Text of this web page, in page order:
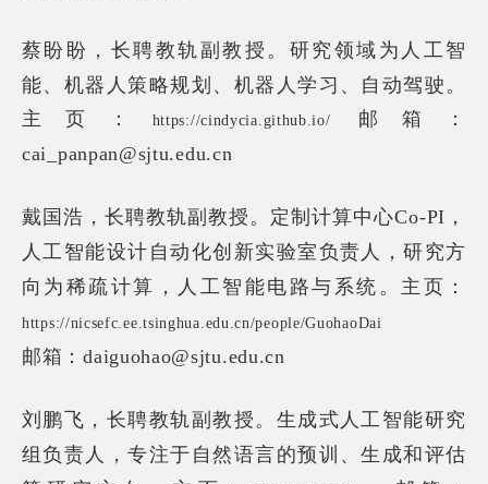
蔡盼盼， 长聘教轨副教授。 研究领域为人工智
能、机器人策略规划、机器人学习、自动驾驶。
主页：
https://cindycia.github.io/ 邮箱：
cai_panpan@sjtu.edu.cn
戴国浩，长聘教轨副教授。 定制计算中心Co-PI，
人工智能设计自动化创新实验室负责人，研究方
向为稀疏计算，人工智能电路与系统。主页：
https://nicsefc.ee.tsinghua.edu.cn/people/GuohaoDai
邮箱：daiguohao@sjtu.edu.cn
刘鹏飞， 长聘教轨副教授。 生成式人工智能研究
组负责人，专注于自然语言的预训、生成和评估